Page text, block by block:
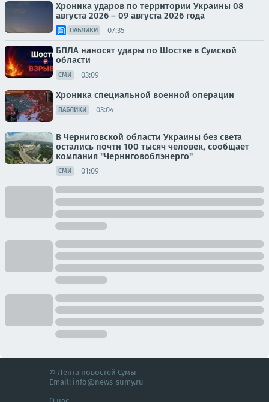
Хроника ударов по территории Украины 08
августа 2026 – 09 августа 2026 года
ПАБЛИКИ 07:35
БПЛА наносят удары по Шостке в Сумской
области
СМИ 03:09
Хроника специальной военной операции
ПАБЛИКИ 03:04
В Черниговской области Украины без света
остались почти 100 тысяч человек, сообщает
компания "Черниговоблэнерго"
СМИ 01:09
© Лента новостей Сумы
Email: info@news-sumy.ru